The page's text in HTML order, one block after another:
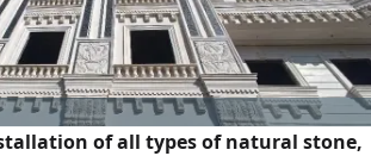
of all types of natural stone,